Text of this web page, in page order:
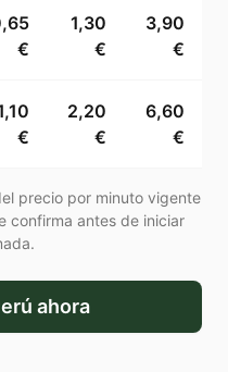
€
1,30
€
3,90
€
€
2,20
€
6,60
€
precio por minuto vigente
confirma antes de iniciar
ahora